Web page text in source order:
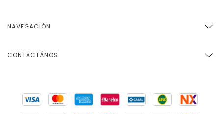
NAVEGACIÓN
CONTACTÁNOS